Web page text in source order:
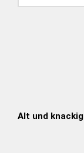
Alt und knackig